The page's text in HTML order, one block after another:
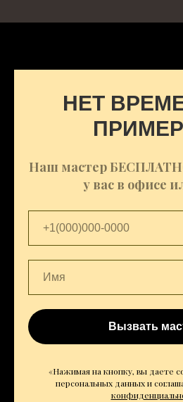
НЕТ
Наш мастер
у вас в офисе
Вызвать
«Нажимая на кнопку, вы даете
персональных данных и